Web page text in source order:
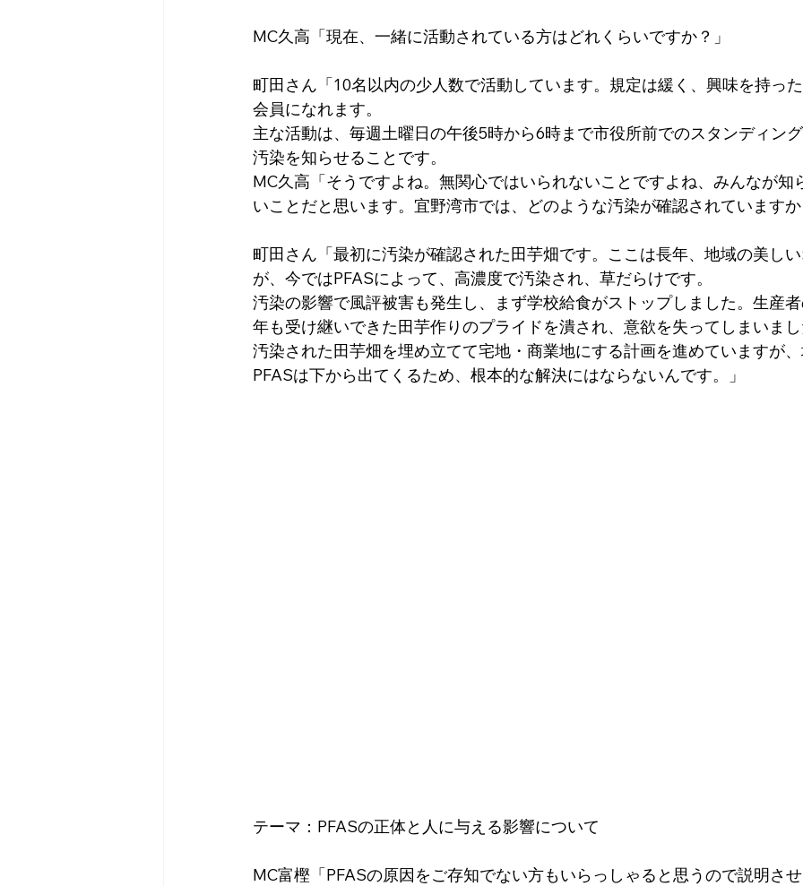
MC久高「現在、一緒に活動されている方はどれくらいですか？」
町田さん「10名以内の少人数で活動しています。規定は緩く、興味を持っ
会員になれます。
主な活動は、毎週土曜日の午後5時から6時まで市役所前でのスタンディン
汚染を知らせることです。
MC久高「そうですよね。無関心ではいられないことですよね、みんなが知
いことだと思います。宜野湾市では、どのような汚染が確認されていますか
町田さん「最初に汚染が確認された田芋畑です。ここは長年、地域の美し
が、今ではPFASによって、高濃度で汚染され、草だらけです。
汚染の影響で風評被害も発生し、まず学校給食がストップしました。生産
年も受け継いできた田芋作りのプライドを潰され、意欲を失ってしまいま
汚染された田芋畑を埋め立てて宅地・商業地にする計画を進めていますが
PFASは下から出てくるため、根本的な解決にはならないんです。」
テーマ：PFASの正体と人に与える影響について
MC富樫「PFASの原因をご存知でない方もいらっしゃると思うので説明さ